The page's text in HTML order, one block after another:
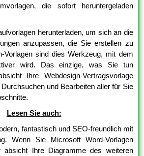
die sofort heruntergeladen
herunterladen, um sich an die
anzupassen, die Sie erstellen zu
Vorlagen sind dies Werkzeug, mit dem
wird. Das einzige, was Sie tun
Ihre Webdesign-Vertragsvorlage
und Bearbeiten aller für Sie
Lesen Sie auch:
fantastisch und SEO-freundlich mit
Wenn Sie Microsoft Word-Vorlagen
absicht Ihre Diagramme des weiteren